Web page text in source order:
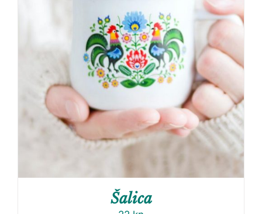
Šalica